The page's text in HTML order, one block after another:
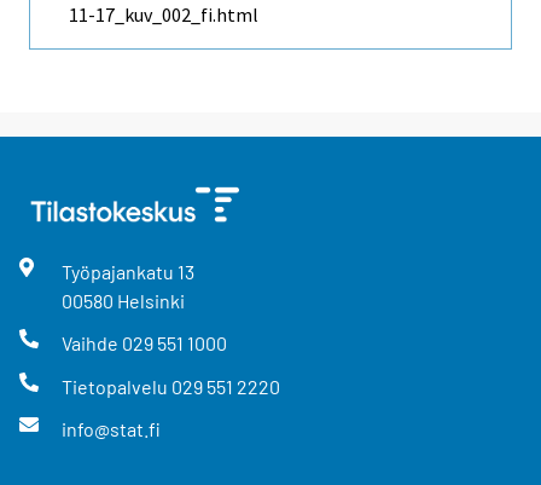
11-17_kuv_002_fi.html
Työpajankatu 13
00580 Helsinki
Vaihde 029 551 1000
Tietopalvelu 029 551 2220
info@stat.fi